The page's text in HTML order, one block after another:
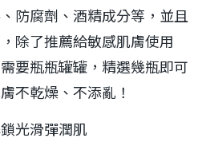
防腐劑、酒精成分等，並且
除了推薦給敏感肌膚使用
要瓶瓶罐罐，精選幾瓶即可
不乾燥、不添亂！
光滑彈潤肌